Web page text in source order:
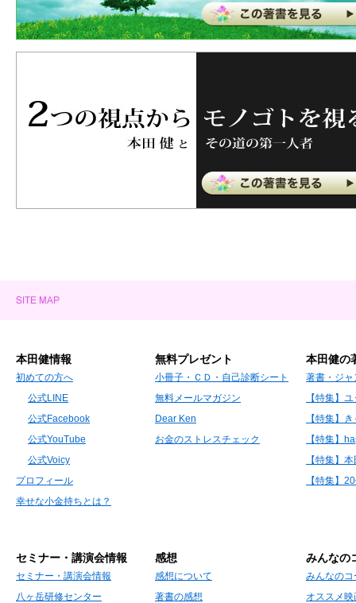
本田健情報
初めての方へ
公式LINE
公式Facebook
公式YouTube
公式Voicy
プロフィール
幸せな小金持ちとは？
無料プレゼント
小冊子・ＣＤ・自己診断シート
無料メールマガジン
Dear Ken
お金のストレスチェック
本田健の
著書・ジャ
【特集】
【特集】
【特集】
【特集】
【特集】
セミナー・講演会情報
セミナー・講演会情報
八ヶ岳研修センター
感想
感想について
著書の感想
みんなの
みんなの
オススメ映